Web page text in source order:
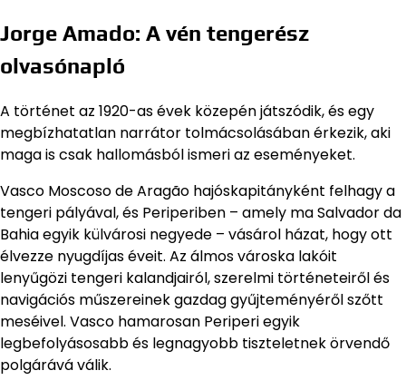
Jorge Amado: A vén tengerész
olvasónapló
A történet az 1920-as évek közepén játszódik, és egy
megbízhatatlan narrátor tolmácsolásában érkezik, aki
maga is csak hallomásból ismeri az eseményeket.
Vasco Moscoso de Aragão hajóskapitányként felhagy a
tengeri pályával, és Periperiben – amely ma Salvador da
Bahia egyik külvárosi negyede – vásárol házat, hogy ott
élvezze nyugdíjas éveit. Az álmos városka lakóit
lenyűgözi tengeri kalandjairól, szerelmi történeteiről és
navigációs műszereinek gazdag gyűjteményéről szőtt
meséivel. Vasco hamarosan Periperi egyik
legbefolyásosabb és legnagyobb tiszteletnek örvendő
polgárává válik.